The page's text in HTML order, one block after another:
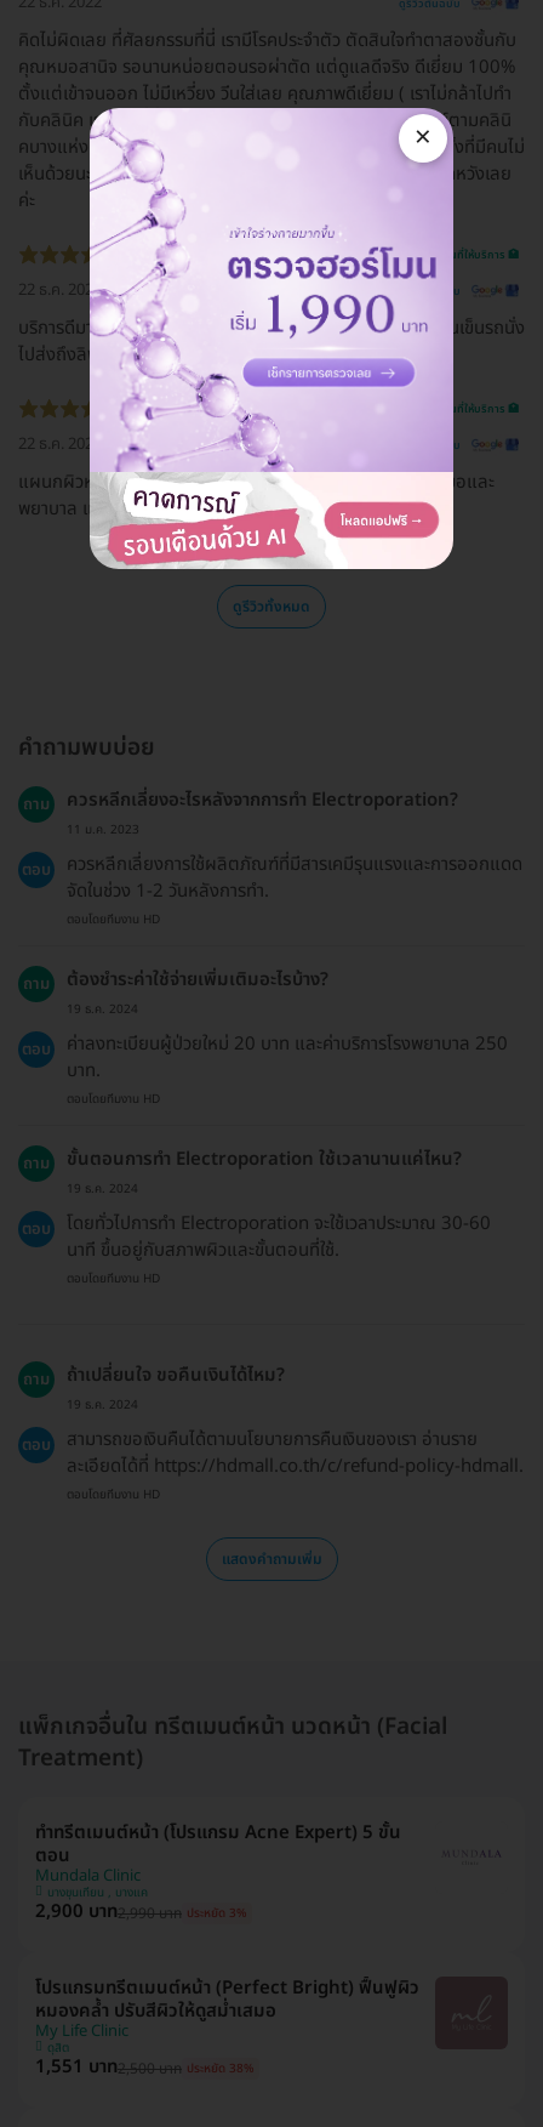
คิดไม่ผิดเลย ที่ศัลยกรรมที่นี่ เรามีโรคประจำตัว ตัดสินใจทำตาสองชั้นกับ
คุณหมอสานิจ รอนานหน่อยตอนรอผ่าตัด แต่ดูแลดีจริง ดีเยี่ยม 100%
ตั้งแต่เข้าจนออก ไม่มีเหวี่ยง วีนใส่เลย คุณภาพดีเยี่ยม ( เราไม่กล้าไปทำ
กับคลินิค เราไว้ใจที่นี่ เพราะแพทย์จบศัลยกรรมโดยตรง แพทย์ตามคลินิ
คบางแห่งที่มีคนแนะนำให้เราทำ จบทั่วไป เราจึงตัดสินใจทำที่นี่ ทั้งที่มีคนไม่
เห็นด้วยนะ แต่เราเชื่อใจยันฮีค่ะ ) ชอบมากๆ คิดไม่ผิด และไม่ผิดหวังเลย
ค่ะ
รีวิวสถานที่ให้บริการ 🏥
22 ธ.ค. 2022 ดูรีวิวต้นฉบับ
บริการดีมาก มีคนเดินพาไปทุกจุด มีที่นั่งรอดี มีที่ชาร์ทแบต มีคนเข็นรถนั่ง
ไปส่งถึงลิฟท์
รีวิวสถานที่ให้บริการ 🏥
22 ธ.ค. 2022 ดูรีวิวต้นฉบับ
แผนกผิวหนัง Skin and laser center บริการดีมากค่ะ คุณหมอและ
พยาบาล แนะนำค่ะ
ดูรีวิวทั้งหมด
คำถามพบบ่อย
ถาม ควรหลีกเลี่ยงอะไรหลังจากการทำ Electroporation?
11 ม.ค. 2023
ตอบ
ควรหลีกเลี่ยงการใช้ผลิตภัณฑ์ที่มีสารเคมีรุนแรงและการออกแดด
จัดในช่วง 1-2 วันหลังการทำ.
ตอบโดยทีมงาน HD
ถาม ต้องชำระค่าใช้จ่ายเพิ่มเติมอะไรบ้าง?
19 ธ.ค. 2024
ตอบ
ค่าลงทะเบียนผู้ป่วยใหม่ 20 บาท และค่าบริการโรงพยาบาล 250
บาท.
ตอบโดยทีมงาน HD
ถาม ขั้นตอนการทำ Electroporation ใช้เวลานานแค่ไหน?
19 ธ.ค. 2024
ตอบ
โดยทั่วไปการทำ Electroporation จะใช้เวลาประมาณ 30-60
นาที ขึ้นอยู่กับสภาพผิวและขั้นตอนที่ใช้.
ตอบโดยทีมงาน HD
ถาม ถ้าเปลี่ยนใจ ขอคืนเงินได้ไหม?
19 ธ.ค. 2024
ตอบ
สามารถขอเงินคืนได้ตามนโยบายการคืนเงินของเรา อ่านราย
ละเอียดได้ที่ https://hdmall.co.th/c/refund-policy-hdmall.
ตอบโดยทีมงาน HD
แสดงคำถามเพิ่ม
แพ็กเกจอื่นใน ทรีตเมนต์หน้า นวดหน้า (Facial
Treatment)
ทำทรีตเมนต์หน้า (โปรแกรม Acne Expert) 5 ขั้น
ตอน
Mundala Clinic
บางขุนเทียน , บางแค
2,900 บาท2,990 บาท ประหยัด 3%
โปรแกรมทรีตเมนต์หน้า (Perfect Bright) ฟื้นฟูผิว
หมองคล้ำ ปรับสีผิวให้ดูสม่ำเสมอ
My Life Clinic
ดุสิต
1,551 บาท2,500 บาท ประหยัด 38%
×